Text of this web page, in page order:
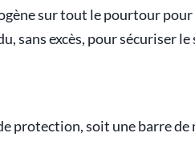
sur tout le pourtour
sans excès, pour sécuriser le
protection, soit une barre